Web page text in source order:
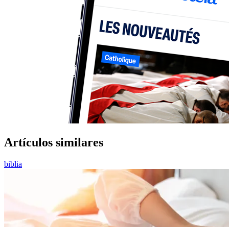
Artículos similares
biblia